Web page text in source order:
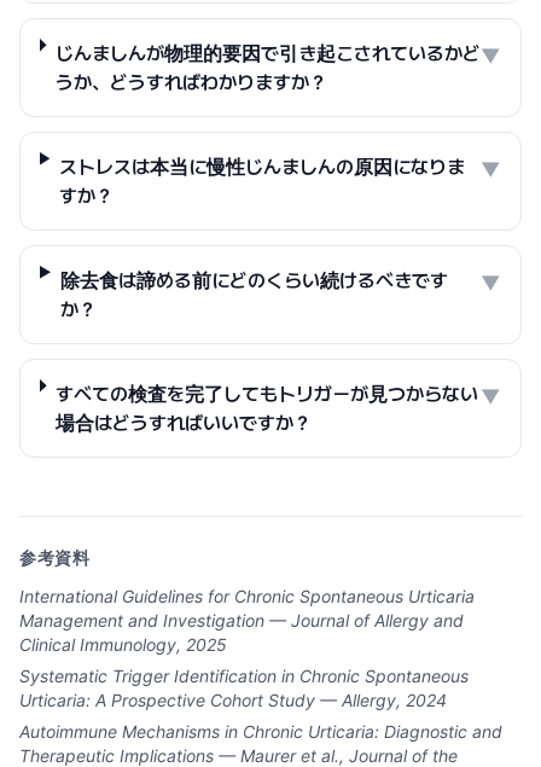
じんましんが物理的要因で引き起こされているかど
うか、どうすればわかりますか？
▼
ストレスは本当に慢性じんましんの原因になりま
すか？
▼
除去食は諦める前にどのくらい続けるべきです
か？
▼
すべての検査を完了してもトリガーが見つからない
場合はどうすればいいですか？
▼
参考資料
International Guidelines for Chronic Spontaneous Urticaria
Management and Investigation — Journal of Allergy and
Clinical Immunology, 2025
Systematic Trigger Identification in Chronic Spontaneous
Urticaria: A Prospective Cohort Study — Allergy, 2024
Autoimmune Mechanisms in Chronic Urticaria: Diagnostic and
Therapeutic Implications — Maurer et al., Journal of the